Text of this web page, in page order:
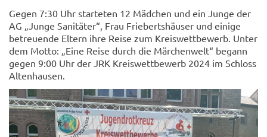
Gegen 7:30 Uhr starteten 12 Mädchen und ein Junge der
AG „Junge Sanitäter“, Frau Friebertshäuser und einige
betreuende Eltern ihre Reise zum Kreiswettbewerb. Unter
dem Motto: „Eine Reise durch die Märchenwelt“ begann
gegen 9:00 Uhr der JRK Kreiswettbewerb 2024 im Schloss
Altenhausen.